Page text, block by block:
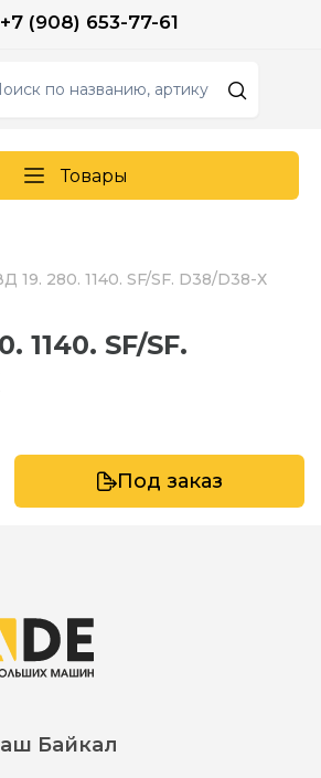
+7 (908) 653-77-61
Товары
19. 280. 1140. SF/SF. D38/D38-Х
1140. SF/SF.
Под заказ
Байкал